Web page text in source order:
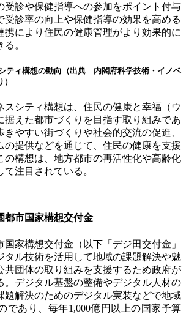
受診や保健指導への参加をポイント付与
受診率の向上や保健指導の効果を高める
携により住民の健康管理がより効果的に
。
ティ構想の動向（出典 内閣府科学技術・イノベ
シティ構想は、住民の健康と幸福（ウ
据えた都市づくりを目指す取り組みであ
きやすい街づくりや社会的交流の促進、
の提供などを通じて、住民の健康を支援
の構想は、地方都市の再活性化や高齢化
注目されている。
都市国家構想交付金
家構想交付金（以下「デジ田交付金」
タル技術を活用して地域の課題解決や魅
共団体の取り組みを支援するため政府が
。デジタル基盤の整備やデジタル人材の
題解決のためのデジタル実装などで地域
であり、毎年1,000億円以上の国家予算